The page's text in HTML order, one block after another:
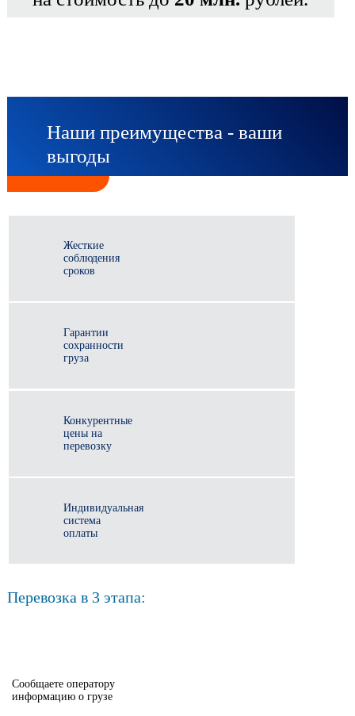
Наши преимущества - ваши
выгоды
Жесткие
соблюдения
сроков
Гарантии
сохранности
груза
Конкурентные
цены на
перевозку
Индивидуальная
система
оплаты
Перевозка в 3 этапа:
Сообщаете оператору
информацию о грузе